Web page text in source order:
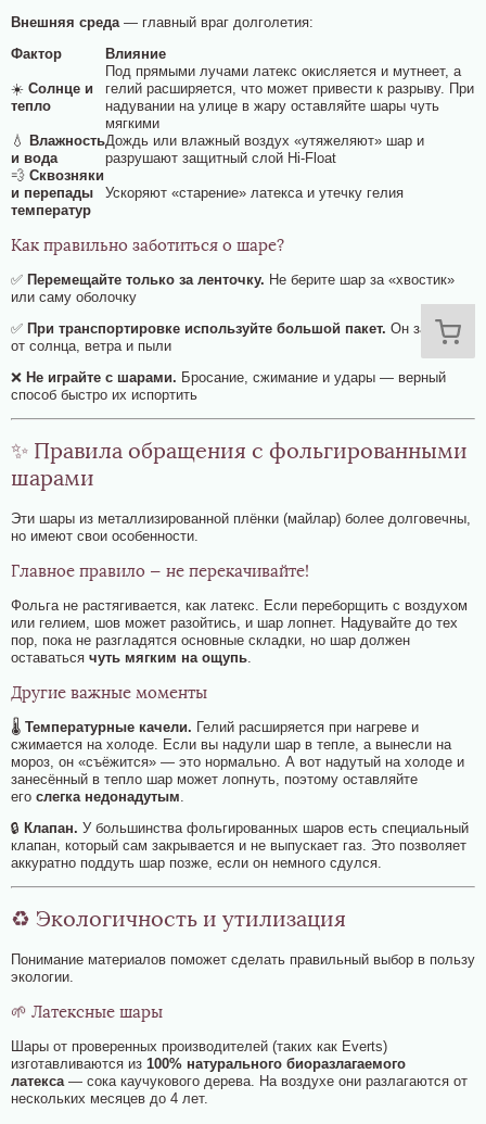
Внешняя среда — главный враг долголетия:
Фактор
Влияние
☀️ Солнце и
тепло
Под прямыми лучами латекс окисляется и мутнеет, а
гелий расширяется, что может привести к разрыву. При
надувании на улице в жару оставляйте шары чуть
мягкими
💧 Влажность
и вода
Дождь или влажный воздух «утяжеляют» шар и
разрушают защитный слой Hi‑Float
💨 Сквозняки
и перепады
температур
Ускоряют «старение» латекса и утечку гелия
Как правильно заботиться о шаре?
✅ Перемещайте только за ленточку. Не берите шар за «хвостик»
или саму оболочку
✅ При транспортировке используйте большой пакет. Он защитит
от солнца, ветра и пыли
❌ Не играйте с шарами. Бросание, сжимание и удары — верный
способ быстро их испортить
✨ Правила обращения с фольгированными
шарами
Эти шары из металлизированной плёнки (майлар) более долговечны,
но имеют свои особенности.
Главное правило — не перекачивайте!
Фольга не растягивается, как латекс. Если переборщить с воздухом
или гелием, шов может разойтись, и шар лопнет. Надувайте до тех
пор, пока не разгладятся основные складки, но шар должен
оставаться чуть мягким на ощупь
Другие важные моменты
🌡️ Температурные качели. Гелий расширяется при нагреве и
сжимается на холоде. Если вы надули шар в тепле, а вынесли на
мороз, он «съёжится» — это нормально. А вот надутый на холоде и
занесённый в тепло шар может лопнуть, поэтому оставляйте
его слегка недонадутым
🔒 Клапан. У большинства фольгированных шаров есть специальный
клапан, который сам закрывается и не выпускает газ. Это позволяет
аккуратно поддуть шар позже, если он немного сдулся.
♻️ Экологичность и утилизация
Понимание материалов поможет сделать правильный выбор в пользу
экологии.
🌱 Латексные шары
Шары от проверенных производителей (таких как Everts)
изготавливаются из 100% натурального биоразлагаемого
латекса— сока каучукового дерева. На воздухе они разлагаются от
нескольких месяцев до 4 лет.